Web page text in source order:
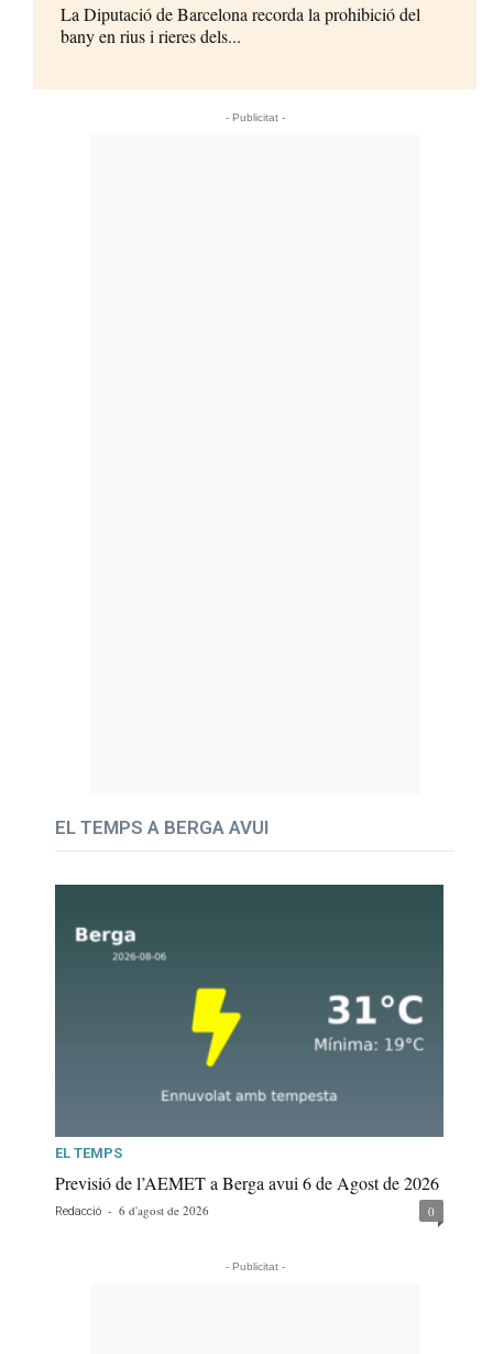
La Diputació de Barcelona recorda la prohibició del
bany en rius i rieres dels...
- Publicitat -
EL TEMPS A BERGA AVUI
EL TEMPS
Previsió de l’AEMET a Berga avui 6 de Agost de 2026
Redacció - 6 d'agost de 2026 0
- Publicitat -